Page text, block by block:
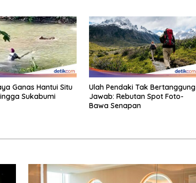
Ganas Hantui Situ
Sukabumi
Ulah Pendaki Tak Bertanggung
Jawab: Rebutan Spot Foto-
Bawa Senapan